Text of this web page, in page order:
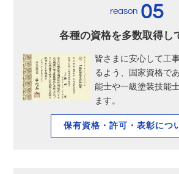
reason 05
各種の資格を多数取得し
皆さまに安心して工
るよう、国家資格で
能士や一級塗装技能
ます。
保有資格・許可・表彰につ